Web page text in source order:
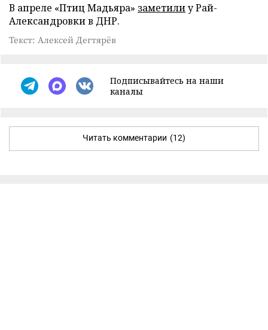
В апреле «Птиц Мадьяра» заметилиу Рай-
Александровки в ДНР.
Текст: Алексей Дегтярёв
Подписывайтесь на наши
каналы
Читать комментарии (12)